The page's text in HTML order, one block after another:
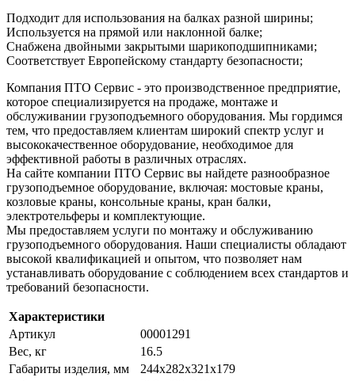
Подходит для использования на балках разной ширины;
Используется на прямой или наклонной балке;
Снабжена двойными закрытыми шарикоподшипниками;
Соответствует Европейскому стандарту безопасности;
Компания ПТО Сервис - это производственное предприятие,
которое специализируется на продаже, монтаже и
обслуживании грузоподъемного оборудования. Мы гордимся
тем, что предоставляем клиентам широкий спектр услуг и
высококачественное оборудование, необходимое для
эффективной работы в различных отраслях.
На сайте компании ПТО Сервис вы найдете разнообразное
грузоподъемное оборудование, включая: мостовые краны,
козловые краны, консольные краны, кран балки,
электротельферы и комплектующие.
Мы предоставляем услуги по монтажу и обслуживанию
грузоподъемного оборудования. Наши специалисты обладают
высокой квалификацией и опытом, что позволяет нам
устанавливать оборудование с соблюдением всех стандартов и
требований безопасности.
Характеристики
Артикул
00001291
Вес, кг
16.5
Габариты изделия, мм
244х282х321х179